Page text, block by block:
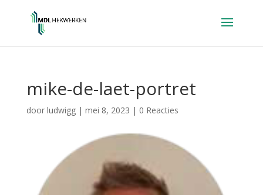
mike-de-laet-portret
door ludwigg| mei 8, 2023 | 0 Reacties